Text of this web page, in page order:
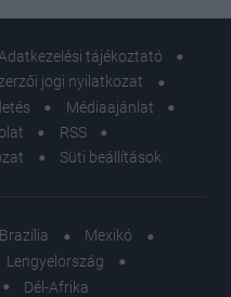
Adatkezelési tájékoztató
jogi nyilatkozat
Médiaajánlat
RSS
Süti beállítások
Brazília
Mexikó
Lengyelország
Dél-Afrika